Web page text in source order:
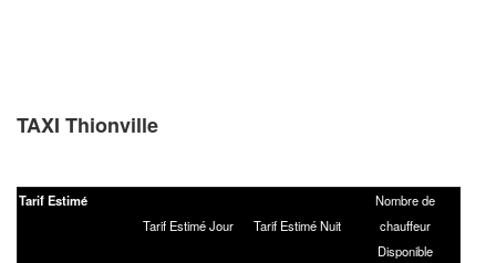
TAXI Thionville
Tarif Estimé
Tarif Estimé Jour
Tarif Estimé Nuit
Nombre de
chauffeur
Disponible